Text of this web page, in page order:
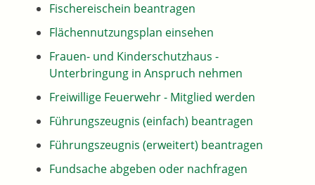
Fischereischein beantragen
Flächennutzungsplan einsehen
Frauen- und Kinderschutzhaus -
Unterbringung in Anspruch nehmen
Freiwillige Feuerwehr - Mitglied werden
Führungszeugnis (einfach) beantragen
Führungszeugnis (erweitert) beantragen
Fundsache abgeben oder nachfragen